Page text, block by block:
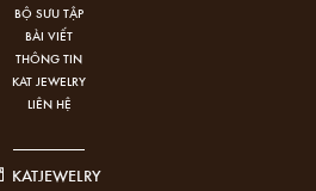
BỘ SƯU TẬP
BÀI VIẾT
THÔNG TIN
KAT JEWELRY
LIÊN HỆ
KATJEWELRY